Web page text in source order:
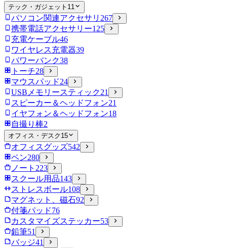
テック・ガジェット 11
パソコン関連アクセサリ 267
携帯電話アクセサリー125
充電ケーブル46
ワイヤレス充電器39
パワーバンク38
トーチ28
マウスパッド24
USBメモリースティック21
スピーカー＆ヘッドフォン21
イヤフォン＆ヘッドフォン18
自撮り棒2
オフィス・デスク 15
オフィスグッズ542
ペン280
ノート 223
スクール用品143
ストレスボール108
マグネット、磁石92
付箋パッド76
カスタマイズステッカー53
鉛筆51
バッジ41